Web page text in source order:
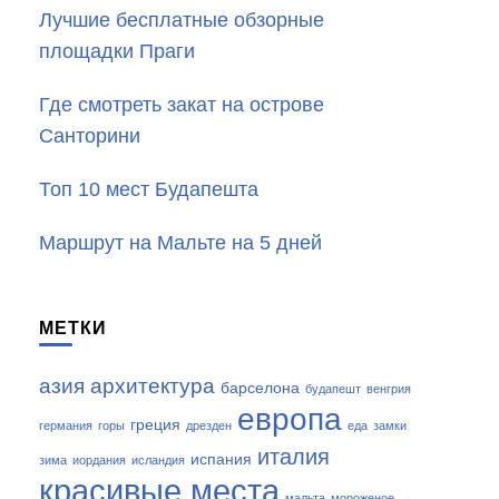
Лучшие бесплатные обзорные
площадки Праги
Где смотреть закат на острове
Санторини
Топ 10 мест Будапешта
Маршрут на Мальте на 5 дней
МЕТКИ
азия архитектура барселона будапешт венгрия
германия горы греция дрезден европа еда замки
зима иордания исландия испания италия
красивые места